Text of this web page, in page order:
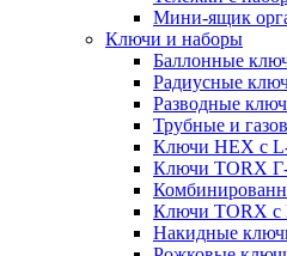
Мини-ящик
Ключи и наборы
Баллонные
Радиусные
Разводные
Трубные и
Ключи HEX с L-
Ключи TORX
Ключи TORX с
Накидные